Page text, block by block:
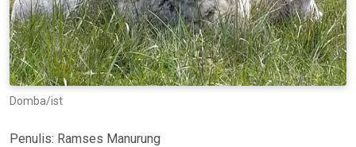
Domba/ist
Penulis: Ramses Manurung